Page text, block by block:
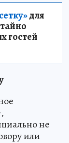
для
гостей
не
или